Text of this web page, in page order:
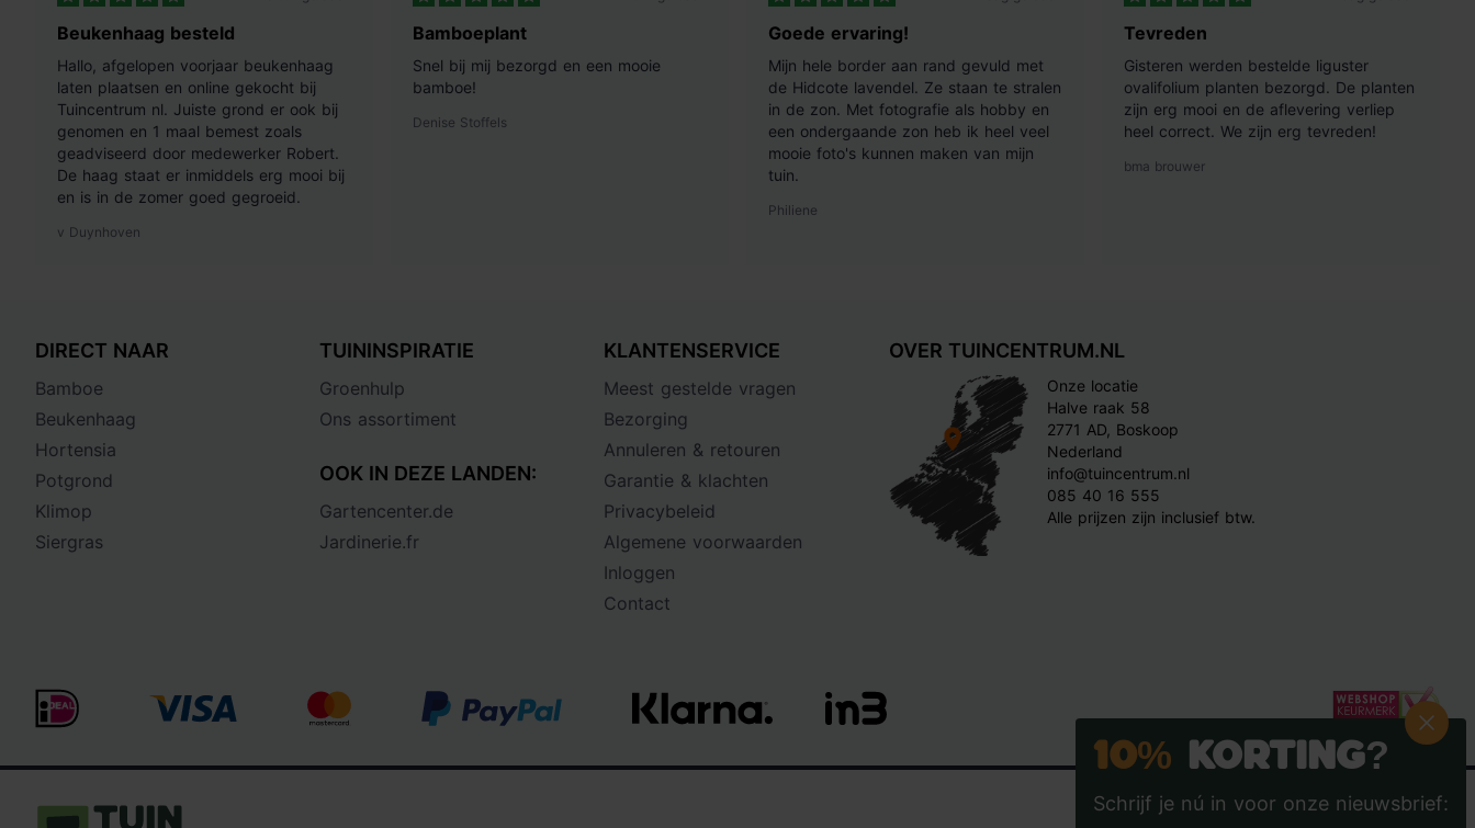
Beukenhaag besteld
Hallo, afgelopen voorjaar beukenhaag
laten plaatsen en online gekocht bij
Tuincentrum nl. Juiste grond er ook bij
genomen en 1 maal bemest zoals
geadviseerd door medewerker Robert.
De haag staat er inmiddels erg mooi bij
en is in de zomer goed gegroeid.
v Duynhoven
Bamboeplant
Snel bij mij bezorgd en een mooie
bamboe!
Denise Stoffels
Goede ervaring!
Mijn hele border aan rand gevuld met
de Hidcote lavendel. Ze staan te stralen
in de zon. Met fotografie als hobby en
een ondergaande zon heb ik heel veel
mooie foto's kunnen maken van mijn
tuin.
Philiene
Tevreden
Gisteren werden bestelde liguster
ovalifolium planten bezorgd. De planten
zijn erg mooi en de aflevering verliep
heel correct. We zijn erg tevreden!
bma brouwer
DIRECT NAAR
Bamboe
Beukenhaag
Hortensia
Potgrond
Klimop
Siergras
TUININSPIRATIE
Groenhulp
Ons assortiment
OOK IN DEZE LANDEN:
Gartencenter.de
Jardinerie.fr
KLANTENSERVICE
Meest gestelde vragen
Bezorging
Annuleren & retouren
Garantie & klachten
Privacybeleid
Algemene voorwaarden
Inloggen
Contact
OVER TUINCENTRUM.NL
Onze locatie
Halve raak 58
2771 AD, Boskoop
Nederland
info@tuincentrum.nl
085 40 16 555
Alle prijzen zijn inclusief btw.
10% Korting?
Schrijf je nú in voor onze nieuwsbrief: